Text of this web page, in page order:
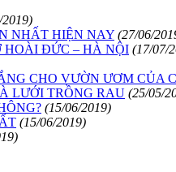
NHẤT HIỆN NAY (27/06/
HOÀI ĐỨC – HÀ NỘI (17/07/
CHO VƯỜN ƯƠM CỦA
LƯỚI TRỒNG RAU (25/05/
(15/06/2019)
(15/06/2019)